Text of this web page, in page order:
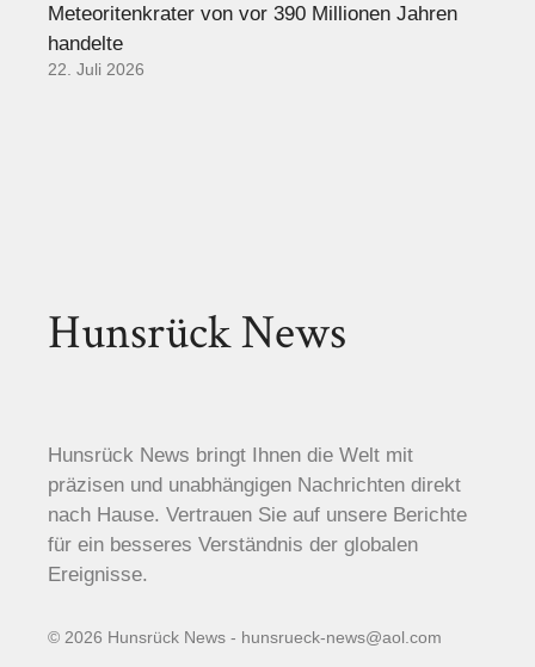
Meteoritenkrater von vor 390 Millionen Jahren
handelte
22. Juli 2026
Hunsrück News
Hunsrück News bringt Ihnen die Welt mit
präzisen und unabhängigen Nachrichten direkt
nach Hause. Vertrauen Sie auf unsere Berichte
für ein besseres Verständnis der globalen
Ereignisse.
© 2026 Hunsrück News - hunsrueck-news@aol.com